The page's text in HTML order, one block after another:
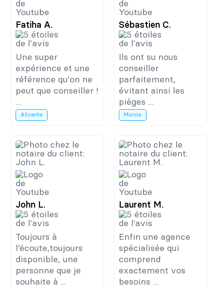
Fatiha A.
Une super
expérience et une
référence qu'on ne
peut que conseiller !
...
Alicante
Sébastien C.
Ils ont su nous
conseiller
parfaitement,
évitant ainsi les
pièges ...
Murcie
John L.
Toujours à
l’écoute,toujours
disponible, une
personne que je
souhaite à ...
Laurent M.
Enfin une agence
spécialisée qui
comprend
exactement vos
besoins ...